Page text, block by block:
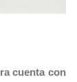
cuenta con